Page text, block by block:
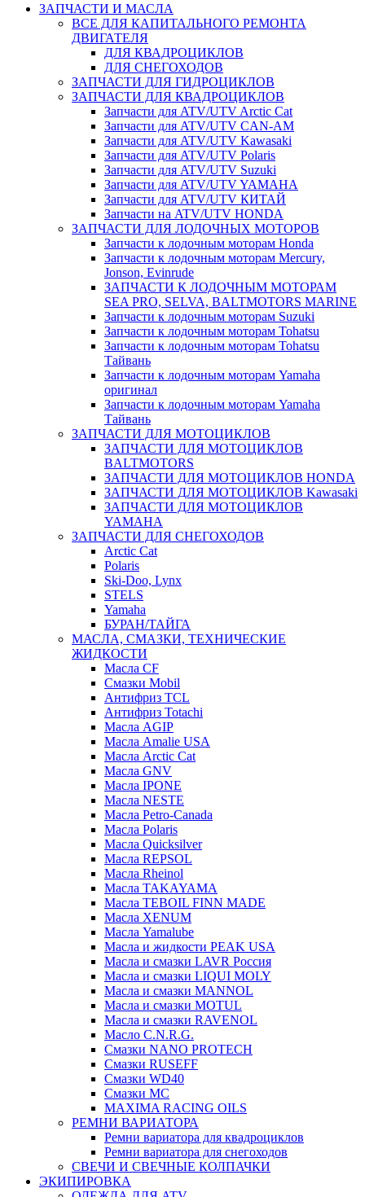
ЗАПЧАСТИ И МАСЛА
ВСЕ ДЛЯ КАПИТАЛЬНОГО РЕМОНТА
ДВИГАТЕЛЯ
ДЛЯ КВАДРОЦИКЛОВ
ДЛЯ СНЕГОХОДОВ
ЗАПЧАСТИ ДЛЯ ГИДРОЦИКЛОВ
ЗАПЧАСТИ ДЛЯ КВАДРОЦИКЛОВ
Запчасти для ATV/UTV Arctic Cat
Запчасти для ATV/UTV CAN-AM
Запчасти для ATV/UTV Kawasaki
Запчасти для ATV/UTV Polaris
Запчасти для ATV/UTV Suzuki
Запчасти для ATV/UTV YAMAHA
Запчасти для ATV/UTV КИТАЙ
Запчасти на ATV/UTV HONDA
ЗАПЧАСТИ ДЛЯ ЛОДОЧНЫХ МОТОРОВ
Запчасти к лодочным моторам Honda
Запчасти к лодочным моторам Mercury,
Jonson, Evinrude
ЗАПЧАСТИ К ЛОДОЧНЫМ МОТОРАМ
SEA PRO, SELVA, BALTMOTORS MARINE
Запчасти к лодочным моторам Suzuki
Запчасти к лодочным моторам Tohatsu
Запчасти к лодочным моторам Tohatsu
Тайвань
Запчасти к лодочным моторам Yamaha
оригинал
Запчасти к лодочным моторам Yamaha
Тайвань
ЗАПЧАСТИ ДЛЯ МОТОЦИКЛОВ
ЗАПЧАСТИ ДЛЯ МОТОЦИКЛОВ
BALTMOTORS
ЗАПЧАСТИ ДЛЯ МОТОЦИКЛОВ HONDA
ЗАПЧАСТИ ДЛЯ МОТОЦИКЛОВ Kawasaki
ЗАПЧАСТИ ДЛЯ МОТОЦИКЛОВ
YAMAHA
ЗАПЧАСТИ ДЛЯ СНЕГОХОДОВ
Arctic Cat
Polaris
Ski-Doo, Lynx
STELS
Yamaha
БУРАН/ТАЙГА
МАСЛА, СМАЗКИ, ТЕХНИЧЕСКИЕ
ЖИДКОСТИ
Масла CF
Смазки Mobil
Антифриз TCL
Антифриз Totachi
Масла AGIP
Масла Amalie USA
Масла Arctic Cat
Масла GNV
Масла IPONE
Масла NESTE
Масла Petro-Canada
Масла Polaris
Масла Quicksilver
Масла REPSOL
Масла Rheinol
Масла TAKAYAMA
Масла TEBOIL FINN MADE
Масла XENUM
Масла Yamalube
Масла и жидкости PEAK USA
Масла и смазки LAVR Россия
Масла и смазки LIQUI MOLY
Масла и смазки MANNOL
Масла и смазки MOTUL
Масла и смазки RAVENOL
Масло C.N.R.G.
Смазки NANO PROTECH
Смазки RUSEFF
Смазки WD40
Смазки МС
MAXIMA RACING OILS
РЕМНИ ВАРИАТОРА
Ремни вариатора для квадроциклов
Ремни вариатора для снегоходов
СВЕЧИ И СВЕЧНЫЕ КОЛПАЧКИ
ЭКИПИРОВКА